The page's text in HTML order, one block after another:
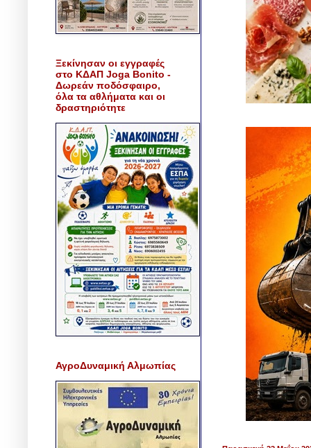
Ξεκίνησαν οι εγγραφές
στο ΚΔΑΠ Joga Bonito -
Δωρεάν ποδόσφαιρο,
όλα τα αθλήματα και οι
δραστηριότητε
ΑγροΔυναμική Αλμωπίας